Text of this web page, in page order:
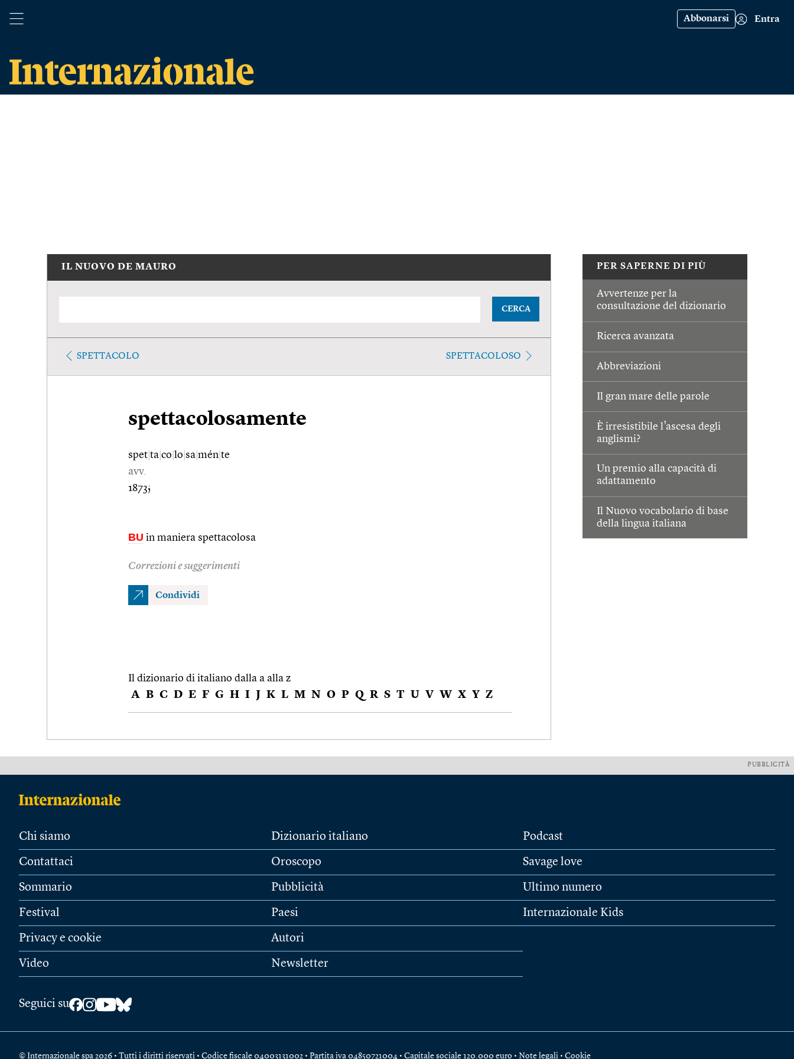
Abbonarsi Entra
PER SAPERNE DI PIÙ
Avvertenze per la
consultazione del dizionario
Ricerca avanzata
Abbreviazioni
Il gran mare delle parole
È irresistibile l’ascesa degli
anglismi?
Un premio alla capacità di
adattamento
Il Nuovo vocabolario di base
della lingua italiana
IL NUOVO DE MAURO
CERCA
SPETTACOLO SPETTACOLOSO
spettacolosamente
spet ta co lo sa mén te
avv.
1873;
BU in maniera spettacolosa
Correzioni e suggerimenti
Condividi
Il dizionario di italiano dalla a alla z
A B C D E F G H I J K L M N O P Q R S T U V W X Y Z
PUBBLICITÀ
Chi siamo
Contattaci
Sommario
Festival
Privacy e cookie
Video
Dizionario italiano
Oroscopo
Pubblicità
Paesi
Autori
Newsletter
Podcast
Savage love
Ultimo numero
Internazionale Kids
Seguici su
© Internazionale spa 2026 • Tutti i diritti riservati • Codice fiscale 04003131002 • Partita iva 04850721004 • Capitale sociale 120.000 euro • Note legali • Cookie